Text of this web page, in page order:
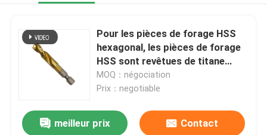
Pour les pièces de forage HSS
hexagonal, les pièces de forage
HSS sont revêtues de titane
selon la norme DIN
MOQ：négociation
Prix：negotiable
meilleur prix Contact